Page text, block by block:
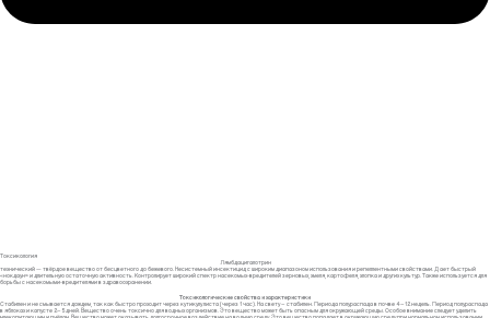
Токсикология
Лямбдацигалотрин
технический — твёрдое вещество от бесцветного до бежевого. Несистемный инсектицид с широким диапазоном использования и репеллентными свойствами. Дает быстрый
«нокдаун» и длительную остаточную активность. Контролирует широкий спектр насекомых-вредителей зерновых, хмеля, картофеля, хлопка и других культур. Также используется для
борьбы с насекомыми-вредителями в здравоохранении.
Токсикологические свойства и характеристики
Стабилен и не смывается дождем, так как быстро проходит через кутикулу листа (через 1 час). На свету – стабилен. Периода полураспада в почве 4–12 недель. Период полураспада
в яблоках и капусте 2–5 дней. Вещество очень токсично для водных организмов. Это вещество может быть опасным для окружающей среды. Особое внимание следует уделить